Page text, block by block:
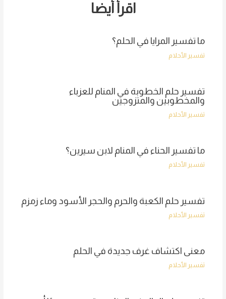
اقرأ أيضا
ما تفسير المرايا في الحلم؟
تفسير الأحلام
تفسير حلم الخطوبة في المنام للعزباء
والمخطوبين والمتزوجين
تفسير الأحلام
ما تفسير الحناء في المنام لابن سيرين؟
تفسير الأحلام
تفسير حلم الكعبة والحرم والحجر الأسود وماء زمزم
تفسير الأحلام
معنى اكتشاف غرف جديدة في الحلم
تفسير الأحلام